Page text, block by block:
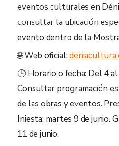
eventos culturales en
consultar la ubicación
evento dentro de la
🌐 Web oficial:
🕒 Horario o fecha: Del 4
Consultar programación
de las obras y eventos.
Iniesta: martes 9 de junio.
11 de junio.